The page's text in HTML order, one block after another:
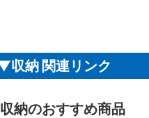
収納 関連リンク
収納のおすすめ商品